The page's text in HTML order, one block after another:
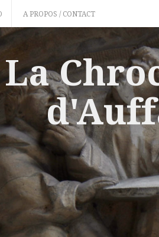
A PROPOS / CONTACT
La